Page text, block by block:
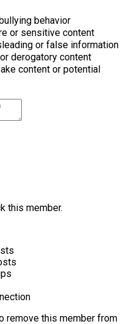
behavior
or sensitive content
or false information
derogatory content
content or potential
this member.
remove this member from